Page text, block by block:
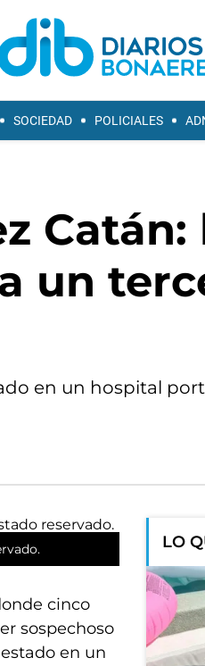
SOCIEDAD POLICIALES
un
en un hospital
cinco
sospechoso
en un
LO